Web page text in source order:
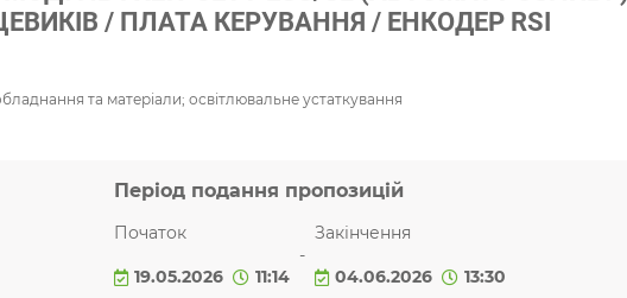
/ ПЛАТА КЕРУВАННЯ / ЕНКОДЕР RSI
та матеріали; освітлювальне устаткування
Період подання пропозицій
Початок
19.05.2026 11:14
-
Закінчення
04.06.2026 13:30